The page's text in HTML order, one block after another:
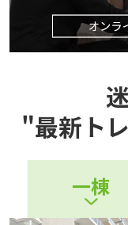
"最新ト
一棟